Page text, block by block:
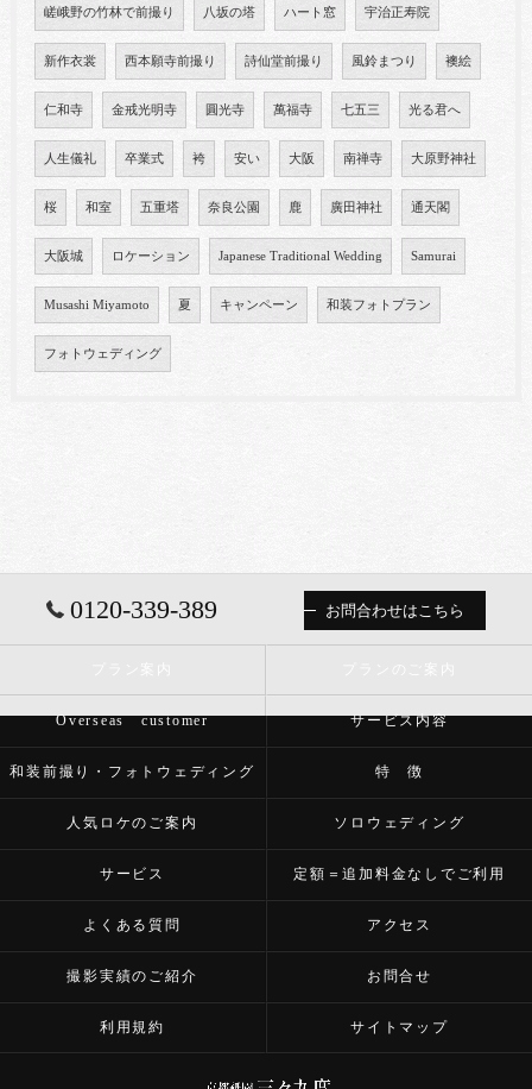
嵯峨野の竹林で前撮り 八坂の塔 ハート窓 宇治正寿院
新作衣裳 西本願寺前撮り 詩仙堂前撮り 風鈴まつり 襖絵
仁和寺 金戒光明寺 圓光寺 萬福寺 七五三 光る君へ
人生儀礼 卒業式 袴 安い 大阪 南禅寺 大原野神社
桜 和室 五重塔 奈良公園 鹿 廣田神社 通天閣
大阪城 ロケーション Japanese Traditional Wedding Samurai
Musashi Miyamoto 夏 キャンペーン 和装フォトプラン
フォトウェディング
0120-339-389 お問合わせはこちら
Overseas customer サービス内容
和装前撮り・フォトウェディング 特 徴
人気ロケのご案内 ソロウェディング
サービス 定額＝追加料金なしでご利用
よくある質問 アクセス
撮影実績のご紹介 お問合せ
利用規約 サイトマップ